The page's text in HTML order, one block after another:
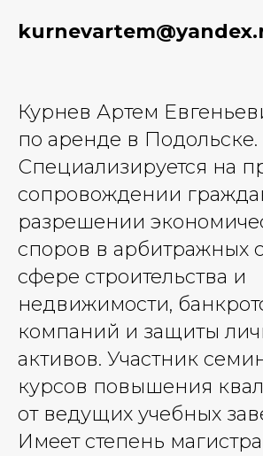
Курнев Артем
по аренде в Подольске.
Специализируется на
сопровождении
разрешении
споров в арбитражных
сфере строительства и
недвижимости,
компаний и защиты
активов. Участник
курсов повышения
от ведущих учебных
Имеет степень